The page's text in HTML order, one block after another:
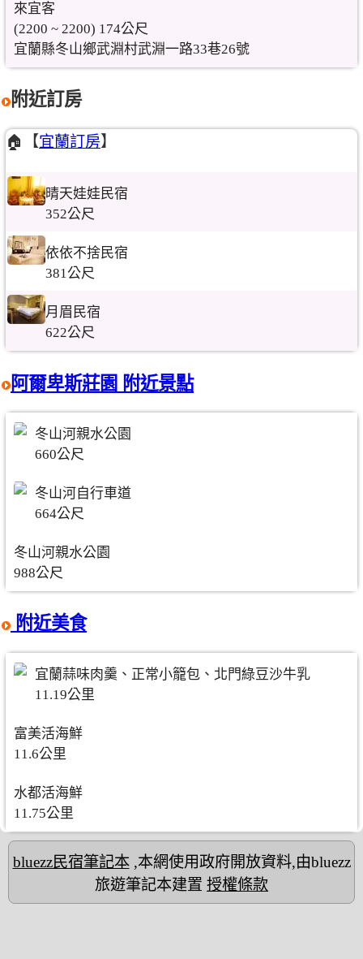
來宜客
(2200 ~ 2200) 174公尺
宜蘭縣冬山鄉武淵村武淵一路33巷26號
附近訂房
🏠【宜蘭訂房】
晴天娃娃民宿
352公尺
依依不捨民宿
381公尺
月眉民宿
622公尺
阿爾卑斯莊園 附近景點
冬山河親水公園
660公尺
冬山河自行車道
664公尺
冬山河親水公園
988公尺
附近美食
宜蘭蒜味肉羹、正常小籠包、北門綠豆沙牛乳
11.19公里
富美活海鮮
11.6公里
水都活海鮮
11.75公里
bluezz民宿筆記本,本網使用政府開放資料,由bluezz
旅遊筆記本建置 授權條款